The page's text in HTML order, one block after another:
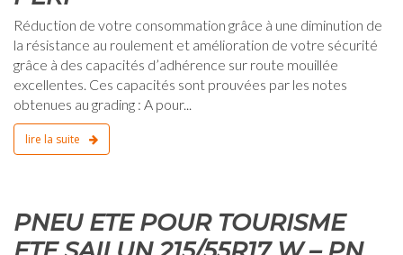
Réduction de votre consommation grâce à une diminution de
la résistance au roulement et amélioration de votre sécurité
grâce à des capacités d’adhérence sur route mouillée
excellentes. Ces capacités sont prouvées par les notes
obtenues au grading : A pour...
lire la suite
PNEU ETE POUR TOURISME